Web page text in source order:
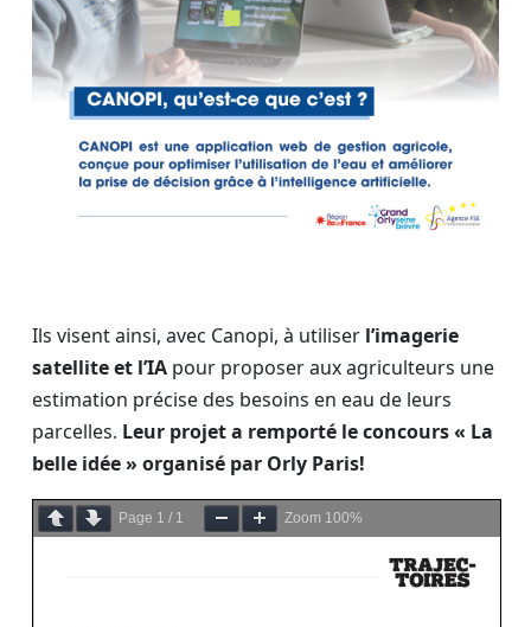
Ils visent ainsi, avec Canopi, à utiliser l’imagerie
satellite et l’IA pour proposer aux agriculteurs une
estimation précise des besoins en eau de leurs
parcelles. Leur projet a remporté le concours « La
belle idée » organisé par Orly Paris!
Page 1 / 1 Zoom 100%